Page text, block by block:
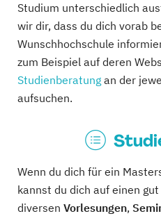
Studium unterschiedlich
wir dir, dass du dich vorab
Wunschhochschule
zum Beispiel auf deren
Studienberatung an der
aufsuchen.
Wenn du dich für ein
kannst du dich auf einen
diversen Vorlesungen,